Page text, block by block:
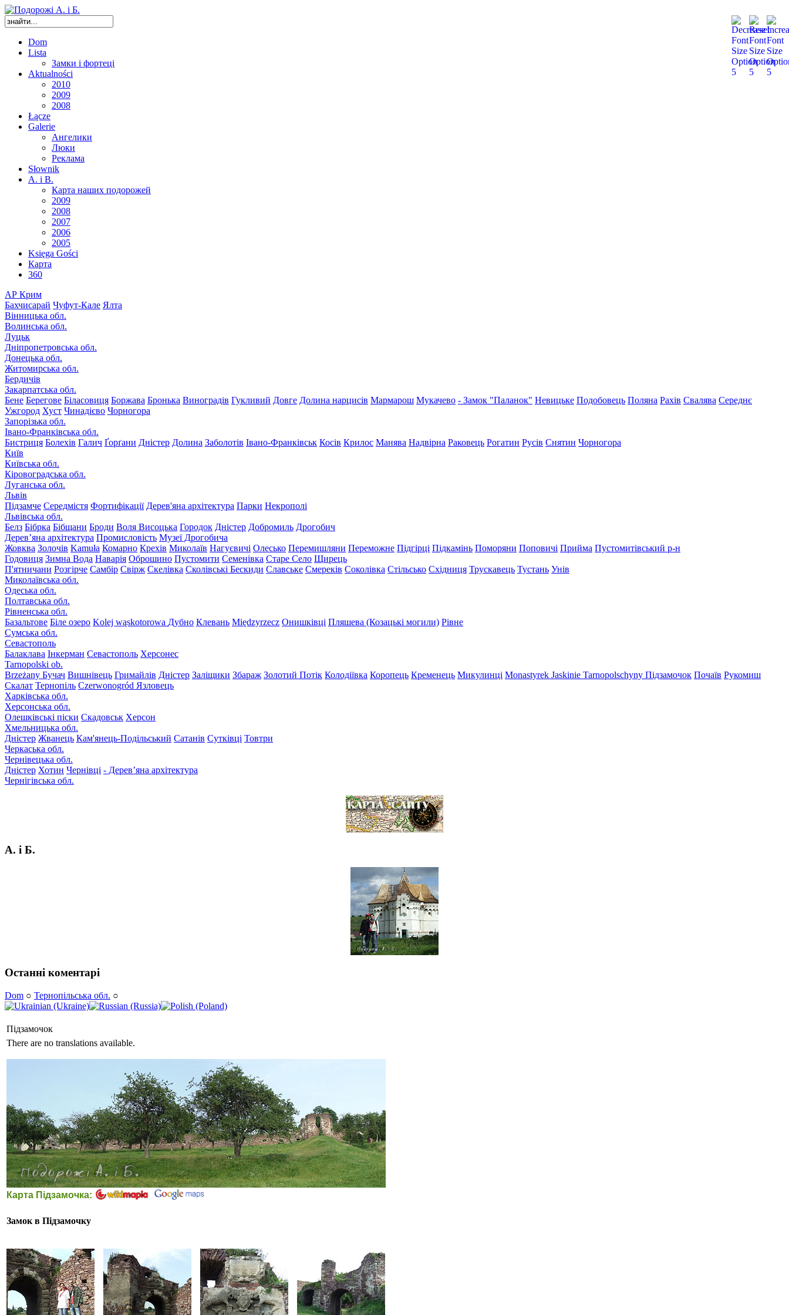
Dom
Lista
Замки і фортеці
Aktualności
2010
2009
2008
Łącze
Galerie
Ангелики
Люки
Реклама
Słownik
A. i B.
Карта наших подорожей
2009
2008
2007
2006
2005
Księga Gości
Карта
360
АР Крим
Бахчисарай Чуфут-Кале Ялта
Вінницька обл.
Волинська обл.
Луцьк
Дніпропетровська обл.
Донецька обл.
Житомирська обл.
Бердичів
Закарпатська обл.
Бене Берегове Біласовиця Боржава Бронька Виноградів Гукливий Довге Долина нарцисів Мармарош Мукачево - Замок "Паланок" Невицьке Подобовець Поляна Рахів Свалява Середнє
Ужгород Хуст Чинадієво Чорногора
Запорізька обл.
Івано-Франківська обл.
Бистриця Болехів Галич Ґорґани Дністер Долина Заболотів Івано-Франківськ Косів Крилос Манява Надвірна Раковець Рогатин Русів Снятин Чорногора
Київ
Київська обл.
Кіровоградська обл.
Луганська обл.
Львів
Підзамче Середмістя Фортифікації Дерев'яна архітектура Парки Некрополі
Львівська обл.
Белз Бібрка Бібщани Броди Воля Висоцька Городок Дністер Добромиль Дрогобич
Дерев’яна архітектура Промисловість Музеї Дрогобича
Жовква Золочів Kamuła Комарно Крехів Миколаїв Нагуєвичі Олесько Перемишляни Переможне Підгірці Підкамінь Поморяни Поповичі Прийма Пустомитівський р-н
Годовиця Зимна Вода Наварія Оброшино Пустомити Семенівка Старе Село Щирець
П'ятничани Розгірче Самбір Свірж Скелівка Сколівські Бескиди Славське Смереків Соколівка Стільсько Східниця Трускавець Тустань Унів
Миколаївська обл.
Одеська обл.
Полтавська обл.
Рівненська обл.
Базальтове Біле озеро Kolej wąskotorowa Дубно Клевань Międzyrzecz Онишківці Пляшева (Козацькі могили) Рівне
Сумська обл.
Севастополь
Балаклава Інкерман Севастополь Херсонес
Tarnopolski ob.
Brzeżany Бучач Вишнівець Гримайлів Дністер Заліщики Збараж Золотий Потік Колодіївка Коропець Кременець Микулинці Monastyrek Jaskinie Tarnopolschyny Підзамочок Почаїв Рукомиш
Скалат Тернопіль Czerwonogród Язловець
Харківська обл.
Херсонська обл.
Олешківські піски Скадовськ Херсон
Хмельницька обл.
Дністер Жванець Кам'янець-Подільський Сатанів Сутківці Товтри
Черкаська обл.
Чернівецька обл.
Дністер Хотин Чернівці - Дерев’яна архітектура
Чернігівська обл.
А. і Б.
Останні коментарі
Dom ○ Тернопільська обл. ○
Підзамочок
There are no translations available.
Карта Підзамочка:
Замок в Підзамочку